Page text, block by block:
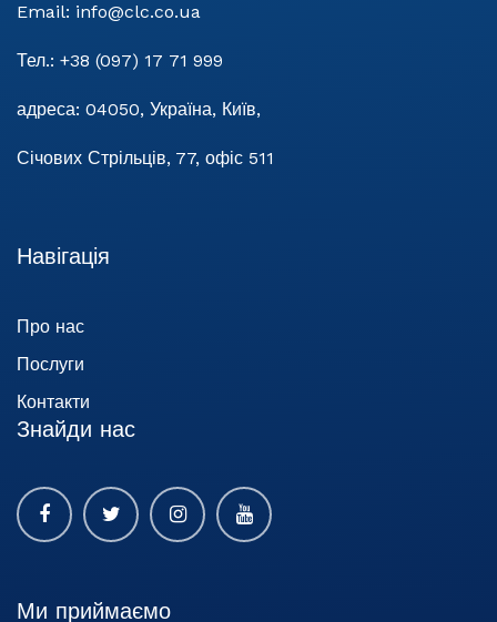
Email: info@clc.co.ua
Тел.: +38 (097) 17 71 999
адреса: 04050, Україна, Київ,
Січових Стрільців, 77, офіс 511
Навігація
Про нас
Послуги
Контакти
Знайди нас
Ми приймаємо